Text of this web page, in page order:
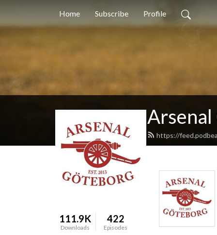
Home Subscribe Profile
Arsenal
https://
111.9K
Downloads
422
Episodes